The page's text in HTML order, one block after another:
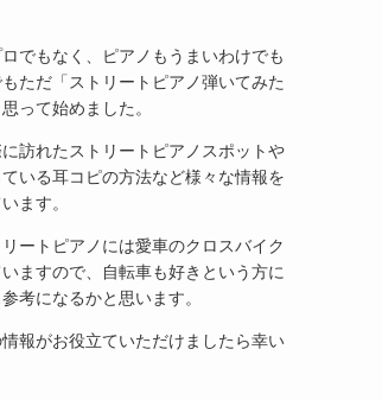
でもなく、ピアノもうまいわけでも
ただ「ストリートピアノ弾いてみた
って始めました。
訪れたストリートピアノスポットや
いる耳コピの方法など様々な情報を
ます。
リートピアノには愛車のクロスバイク
ますので、自転車も好きという方に
考になるかと思います。
情報がお役立ていただけましたら幸い